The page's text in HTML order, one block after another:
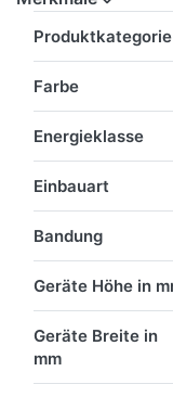
Produktkategorie
Farbe
Energieklasse
Einbauart
Bandung
Geräte Höhe in
Geräte Breite in
mm